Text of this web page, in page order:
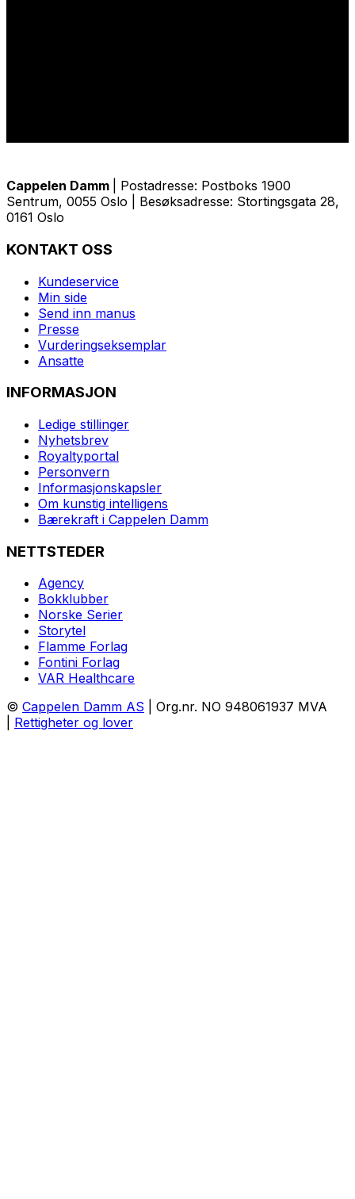
Cappelen Damm
| Postadresse: Postboks 1900
Sentrum, 0055 Oslo | Besøksadresse: Stortingsgata 28,
0161 Oslo
KONTAKT OSS
Kundeservice
Min side
Send inn manus
Presse
Vurderingseksemplar
Ansatte
INFORMASJON
Ledige stillinger
Nyhetsbrev
Royaltyportal
Personvern
Informasjonskapsler
Om kunstig intelligens
Bærekraft i Cappelen Damm
NETTSTEDER
Agency
Bokklubber
Norske Serier
Storytel
Flamme Forlag
Fontini Forlag
VAR Healthcare
© Cappelen Damm AS | Org.nr. NO 948061937 MVA
Rettigheter og lover